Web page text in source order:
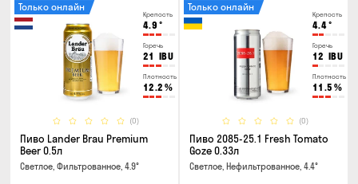
Крепость
4.9 °
Горечь
21 IBU
Плотность
12.2 %
(0)
Только онлайн
Пиво Lander Brau Premium
Beer 0.5л
Светлое, Фильтрованное, 4.9°
Крепость
4.4°
Горечь
12 IBU
Плотность
11.5 %
(0)
Только онлайн
Пиво 2085-25.1 Fresh Tomato
Goze 0.33л
Светлое, Нефильтрованное, 4.4°